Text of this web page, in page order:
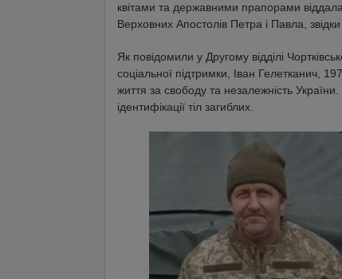
квітами та державними прапорами
Верховних Апостолів Петра і Павла,
Як повідомили у Другому відділі
соціальної підтримки, Іван Гелетканич,
життя за свободу та незалежність
ідентифікації тіл загиблих.